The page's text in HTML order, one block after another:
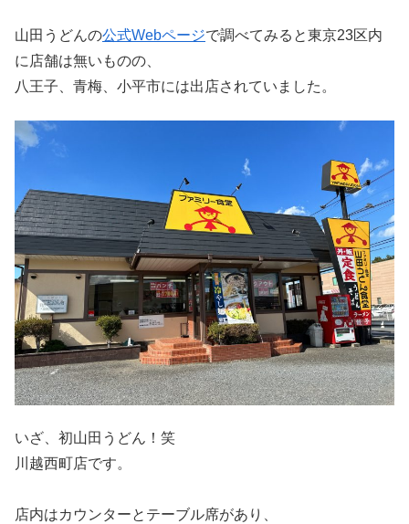
山田うどんの公式Webページで調べてみると東京23区内
に店舗は無いものの、
八王子、青梅、小平市には出店されていました。
いざ、初山田うどん！笑
川越西町店です。
店内はカウンターとテーブル席があり、